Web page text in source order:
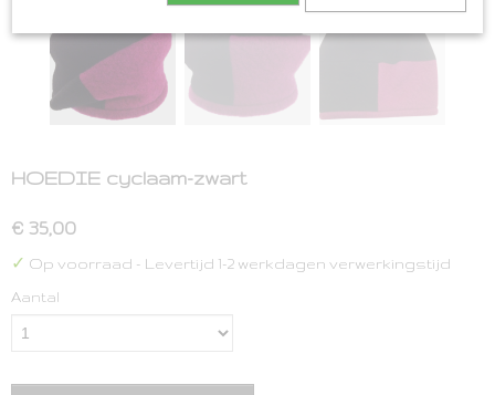
HOEDIE cyclaam-zwart
€ 35,00
✓ Op voorraad - Levertijd 1-2 werkdagen verwerkingstijd
Aantal